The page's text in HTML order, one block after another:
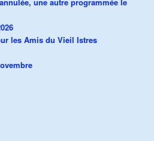
les Amis du Vieil Istres